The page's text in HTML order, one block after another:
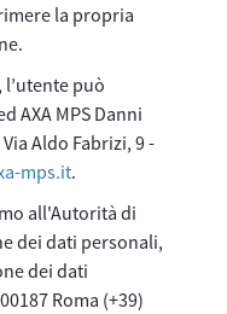
la propria
può
AXA MPS Danni
Aldo Fabrizi, 9 -
mps.it.
all'Autorità di
dei dati personali,
dei dati
Roma (+39)